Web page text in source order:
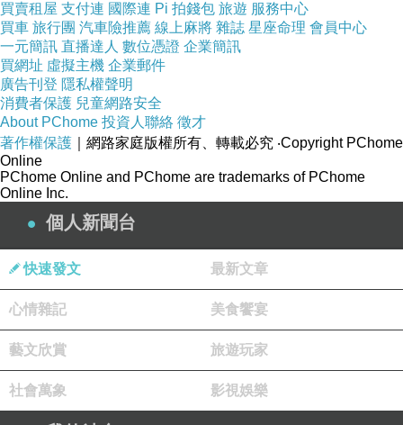
買賣租屋 支付連 國際連 Pi 拍錢包 旅遊 服務中心
買車 旅行團 汽車險推薦 線上麻將 雜誌 星座命理 會員中心
一元簡訊 直播達人 數位憑證 企業簡訊
買網址 虛擬主機 企業郵件
廣告刊登 隱私權聲明
消費者保護 兒童網路安全
About PChome 投資人聯絡 徵才
著作權保護 ｜網路家庭版權所有、轉載必究 ‧Copyright PChome
Online
PChome Online and PChome are trademarks of PChome
Online Inc.
個人新聞台
快速發文 最新文章
心情雜記 美食饗宴
藝文欣賞 旅遊玩家
社會萬象 影視娛樂